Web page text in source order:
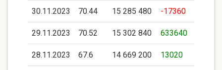
30.11.2023 70.44 15 285 480 -17360
29.11.2023 70.52 15 302 840 633640
28.11.2023 67.6 14 669 200 13020